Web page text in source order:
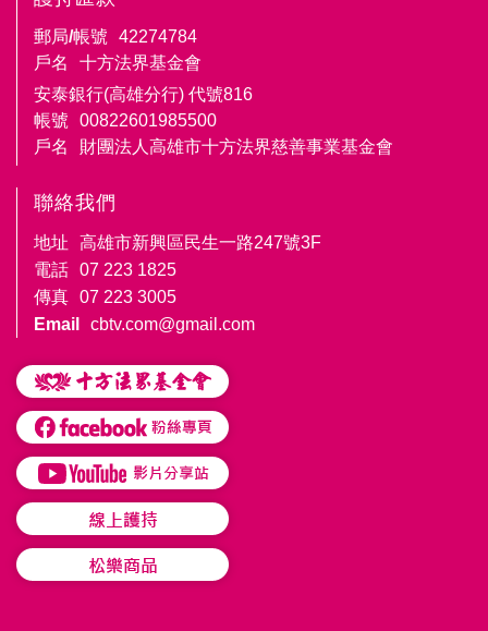
郵局/帳號
42274784
戶名
十方法界基金會
安泰銀行(高雄分行) 代號816
帳號
00822601985500
戶名
財團法人高雄市十方法界慈善事業基金會
聯絡我們
地址
高雄市新興區民生一路247號3F
電話 07 223 1825
傳真 07 223 3005
Email
cbtv.com@gmail.com